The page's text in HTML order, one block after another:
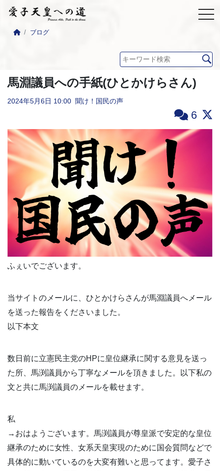
ブログ
馬淵議員への手紙(ひとかけらさん)
2024年5月6日 10:00 聞け！国民の声
6
ふぇいでございます。
当サイトのメールに、ひとかけらさんが馬淵議員へメール
を送った報告をくださいました。
以下本文
数日前に立憲民主党のHPに皇位継承に関する意見を送っ
た所、馬渕議員から丁寧なメールを頂きました。以下私の
文と共に馬渕議員のメールを載せます。
私
→おはようございます。馬渕議員が尊皇派で安定的な皇位
継承のために女性、女系天皇実現のために国会質問などで
具体的に動いているのを大変有難いと思ってます。愛子さ